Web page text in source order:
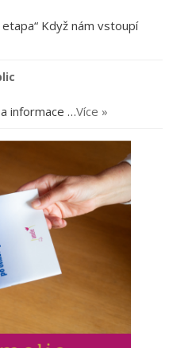
Když nám vstoupí
informace …Více »